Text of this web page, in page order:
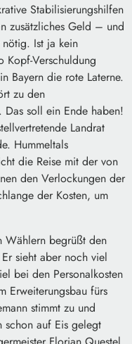
Stabilisierungshilfen
zusätzliches Geld – und
Ist ja kein
Kopf-Verschuldung
Bayern die rote Laterne.
zu den
Das soll ein Ende haben!
Landrat
Hummeltals
die Reise mit der von
den Verlockungen der
der Kosten, um
Wählern begrüßt den
sieht aber noch viel
bei den Personalkosten
Erweiterungsbau fürs
stimmt zu und
schon auf Eis gelegt